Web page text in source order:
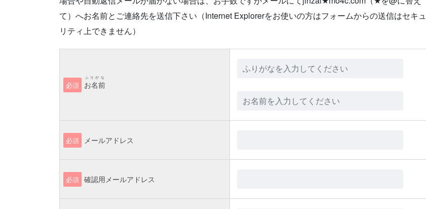
て）へお名前とご連絡先を送信下さい（Internet Explorerをお使いの方はフォームからの送信はセキュ
リティ上できません）
必須 お名前
ふりがな
必須 メールアドレス
必須 確認用メールアドレス